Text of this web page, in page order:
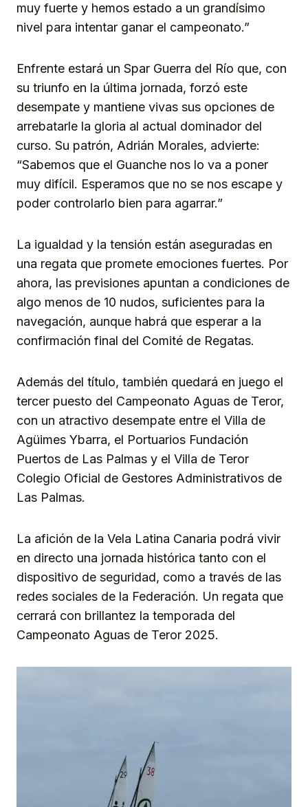
muy fuerte y hemos estado a un grandísimo
nivel para intentar ganar el campeonato.”
Enfrente estará un Spar Guerra del Río que, con
su triunfo en la última jornada, forzó este
desempate y mantiene vivas sus opciones de
arrebatarle la gloria al actual dominador del
curso. Su patrón, Adrián Morales, advierte:
“Sabemos que el Guanche nos lo va a poner
muy difícil. Esperamos que no se nos escape y
poder controlarlo bien para agarrar.”
La igualdad y la tensión están aseguradas en
una regata que promete emociones fuertes. Por
ahora, las previsiones apuntan a condiciones de
algo menos de 10 nudos, suficientes para la
navegación, aunque habrá que esperar a la
confirmación final del Comité de Regatas.
Además del título, también quedará en juego el
tercer puesto del Campeonato Aguas de Teror,
con un atractivo desempate entre el Villa de
Agüimes Ybarra, el Portuarios Fundación
Puertos de Las Palmas y el Villa de Teror
Colegio Oficial de Gestores Administrativos de
Las Palmas.
La afición de la Vela Latina Canaria podrá vivir
en directo una jornada histórica tanto con el
dispositivo de seguridad, como a través de las
redes sociales de la Federación. Un regata que
cerrará con brillantez la temporada del
Campeonato Aguas de Teror 2025.